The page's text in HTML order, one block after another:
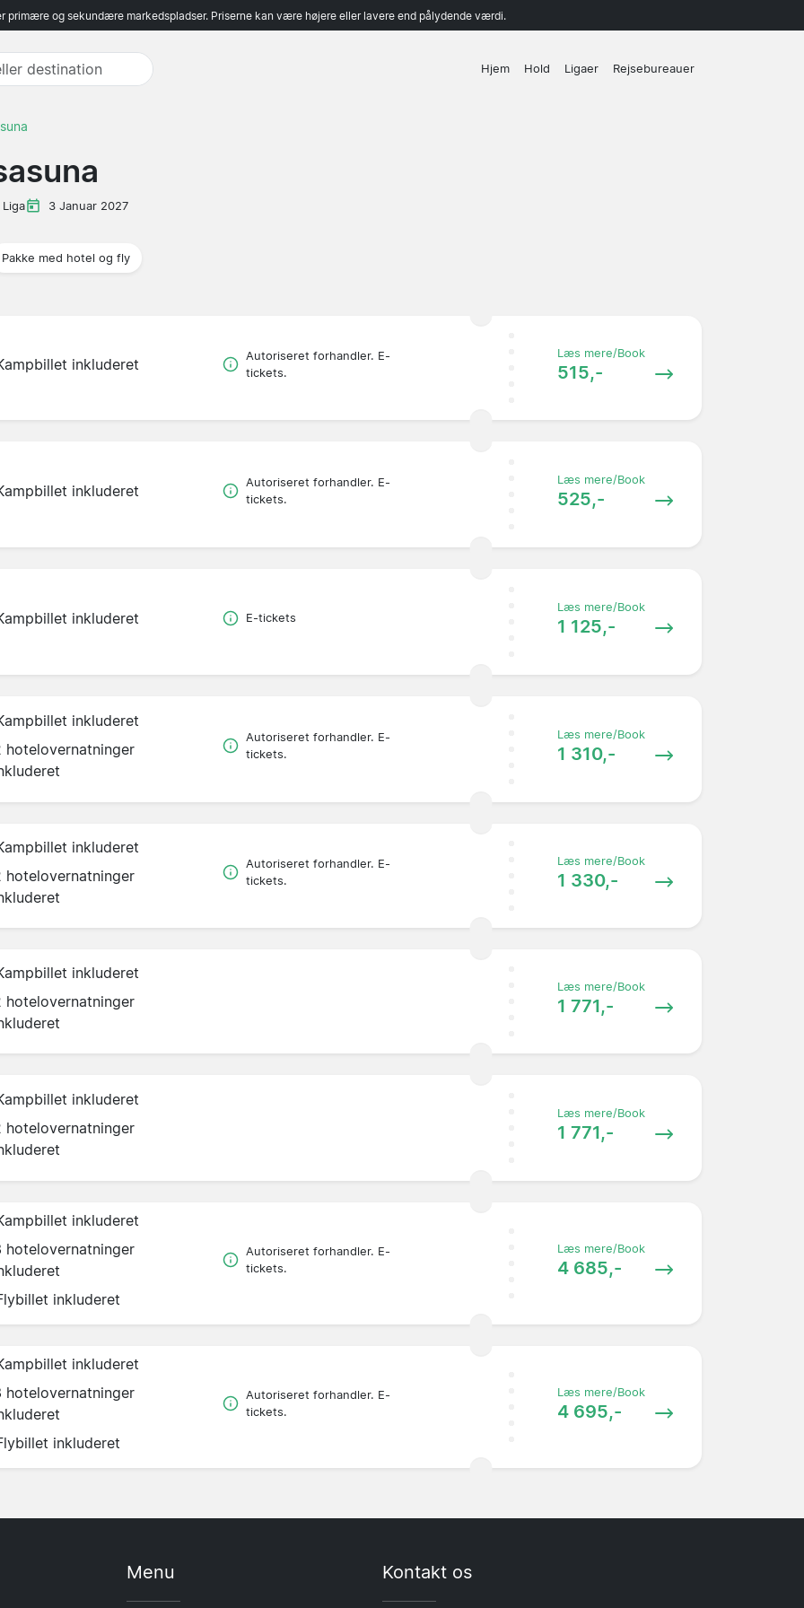
primære og sekundære markedspladser. Priserne kan være højere eller lavere end pålydende værdi.
Hjem Hold Ligaer Rejsebureauer
Liga 3 Januar 2027
Pakke med hotel og fly
inkluderet
Autoriseret forhandler. E-
tickets.
Læs mere/Book
515,-
inkluderet
Autoriseret forhandler. E-
tickets.
Læs mere/Book
525,-
inkluderet E-tickets
Læs mere/Book
1 125,-
inkluderet
hotelovernatninger
Autoriseret forhandler. E-
tickets.
Læs mere/Book
1 310,-
inkluderet
hotelovernatninger
Autoriseret forhandler. E-
tickets.
Læs mere/Book
1 330,-
inkluderet
hotelovernatninger
Læs mere/Book
1 771,-
inkluderet
hotelovernatninger
Læs mere/Book
1 771,-
inkluderet
hotelovernatninger
inkluderet
Autoriseret forhandler. E-
tickets.
Læs mere/Book
4 685,-
inkluderet
hotelovernatninger
inkluderet
Autoriseret forhandler. E-
tickets.
Læs mere/Book
4 695,-
Menu Kontakt os